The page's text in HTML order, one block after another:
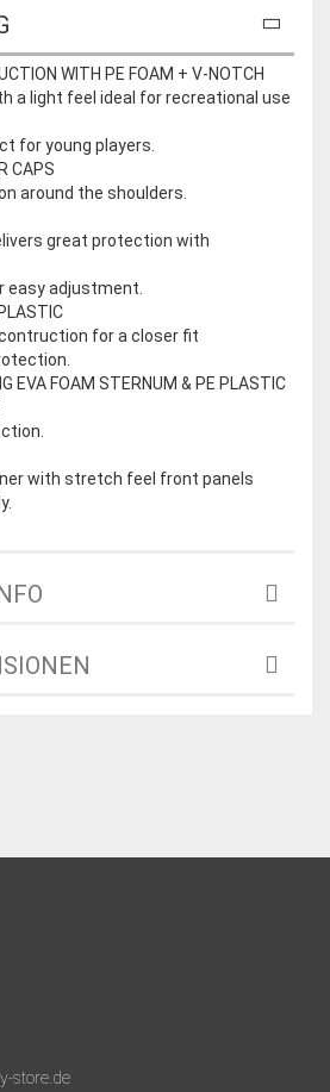
WITH PE FOAM + V-NOTCH
a light feel ideal for recreational use
for young players.
CAPS
around the shoulders.
great protection with
easy adjustment.
for a closer fit
EVA FOAM STERNUM & PE PLASTIC
with stretch feel front panels
store.de